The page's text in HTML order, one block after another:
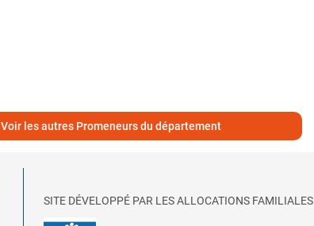
Voir les autres Promeneurs du département
SITE DÉVELOPPÉ PAR LES ALLOCATIONS FAMILIALES